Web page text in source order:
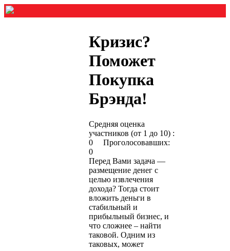
Кризис?
Поможет
Покупка
Брэнда!
Средняя оценка
участников (от 1 до 10) :
0 Проголосовавших:
0
Перед Вами задача —
размещение денег с
целью извлечения
дохода? Тогда стоит
вложить деньги в
стабильный и
прибыльный бизнес, и
что сложнее – найти
таковой. Одним из
таковых, может